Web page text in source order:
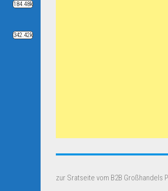
zur Sratseite vom B2B Großhandels
184.48k
342.42k